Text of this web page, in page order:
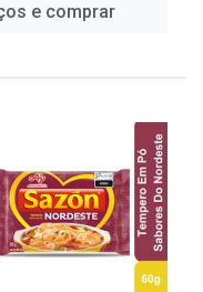
e comprar